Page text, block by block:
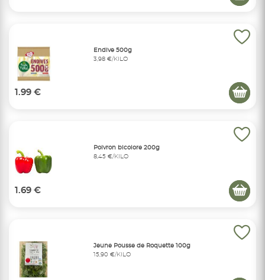
Endive 500g
3,98 €/KILO
1.99 €
Poivron bicolore 200g
8,45 €/KILO
1.69 €
Jeune Pousse de Roquette 100g
15,90 €/KILO